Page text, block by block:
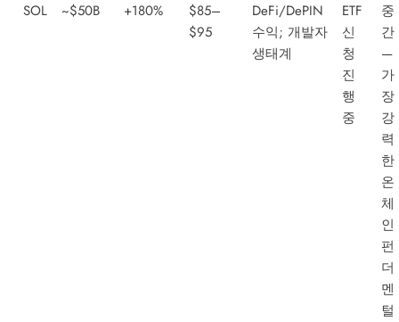
SOL
~$50B +180%
$85–
$95
DeFi/DePIN
수익; 개발자
생태계
ETF
신
청
진
행
중
중
간
—
가
장
강
력
한
온
체
인
펀
더
멘
털